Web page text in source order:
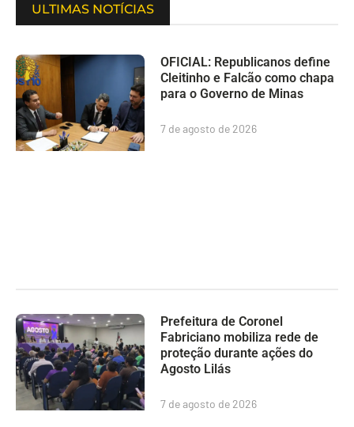
ULTIMAS NOTÍCIAS
OFICIAL: Republicanos define
Cleitinho e Falcão como chapa
para o Governo de Minas
7 de agosto de 2026
Prefeitura de Coronel
Fabriciano mobiliza rede de
proteção durante ações do
Agosto Lilás
7 de agosto de 2026